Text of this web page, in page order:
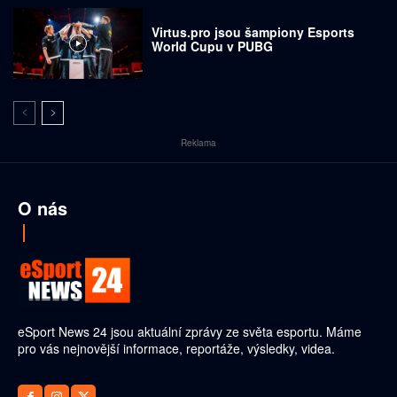
Virtus.pro jsou šampiony Esports
World Cupu v PUBG
Reklama
O nás
eSport News 24 jsou aktuální zprávy ze světa esportu. Máme
pro vás nejnovější informace, reportáže, výsledky, videa.